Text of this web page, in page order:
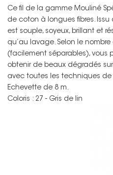
Ce fil de la gamme Mouliné
de coton à longues fibres. Issu
est souple, soyeux, brillant et
qu’au lavage. Selon le
(facilement séparables), vous
obtenir de beaux dégradés
avec toutes les techniques de
Echevette de 8 m.
Coloris : 27 - Gris de lin